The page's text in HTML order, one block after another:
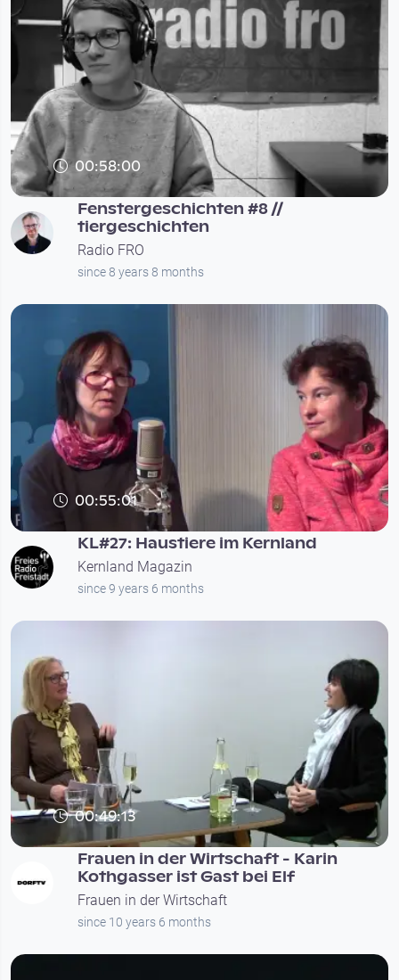
00:58:00
Fenstergeschichten #8 //
tiergeschichten
Radio FRO
since 8 years 8 months
00:55:01
KL#27: Haustiere im Kernland
Kernland Magazin
since 9 years 6 months
00:49:13
Frauen in der Wirtschaft - Karin
Kothgasser ist Gast bei Elf
Frauen in der Wirtschaft
since 10 years 6 months